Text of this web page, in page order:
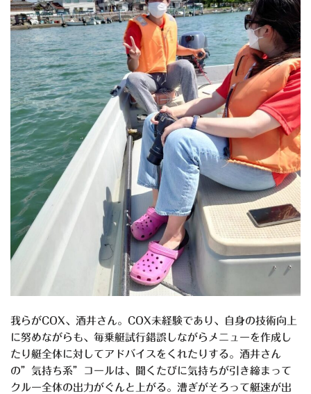
我らがCOX、酒井さん。COX未経験であり、自身の技術向上
に努めながらも、毎乗艇試行錯誤しながらメニューを作成し
たり艇全体に対してアドバイスをくれたりする。酒井さん
の”気持ち系”コールは、聞くたびに気持ちが引き締まって
クルー全体の出力がぐんと上がる。漕ぎがそろって艇速が出